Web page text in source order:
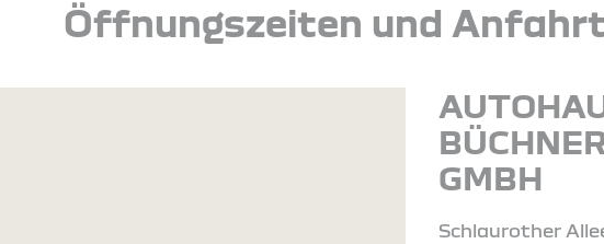
Öffnungszeiten und
GMBH
Schlaurother